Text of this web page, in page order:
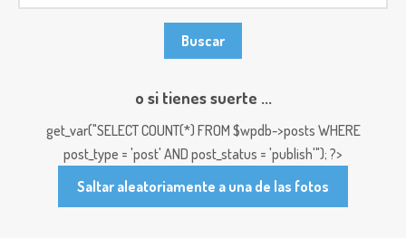
o si tienes suerte ...
get_var("SELECT COUNT(*) FROM $wpdb->posts WHERE
post_type = 'post' AND post_status = 'publish'"); ?>
Saltar aleatoriamente a una de las fotos